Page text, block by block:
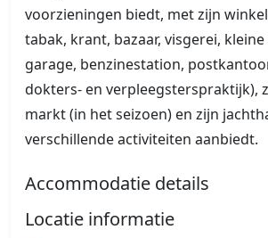
voorzieningen biedt, met zijn
tabak, krant, bazaar, visgerei,
garage, benzinestation,
dokters- en verpleegsterspraktijk),
markt (in het seizoen) en zijn
verschillende activiteiten aanbiedt.
Accommodatie details
Locatie informatie